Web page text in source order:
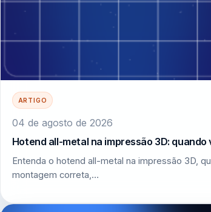
ARTIGO
04 de agosto de 2026
Hotend all-metal na impressão 3D:
Entenda o hotend all-metal na impressão 3D,
montagem correta,…